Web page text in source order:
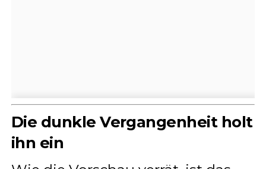
Die dunkle Vergangenheit holt
ihn ein